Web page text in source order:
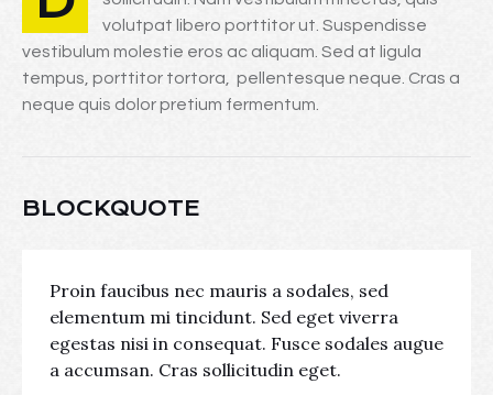
volutpat libero porttitor ut. Suspendisse
vestibulum molestie eros ac aliquam. Sed at ligula
tempus, porttitor tortora, pellentesque neque. Cras a
neque quis dolor pretium fermentum.
BLOCKQUOTE
Proin faucibus nec mauris a sodales, sed
elementum mi tincidunt. Sed eget viverra
egestas nisi in consequat. Fusce sodales augue
a accumsan. Cras sollicitudin eget.